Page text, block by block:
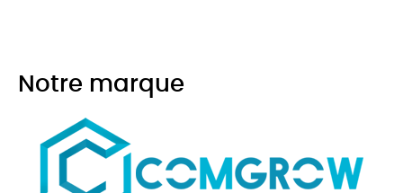
Notre marque